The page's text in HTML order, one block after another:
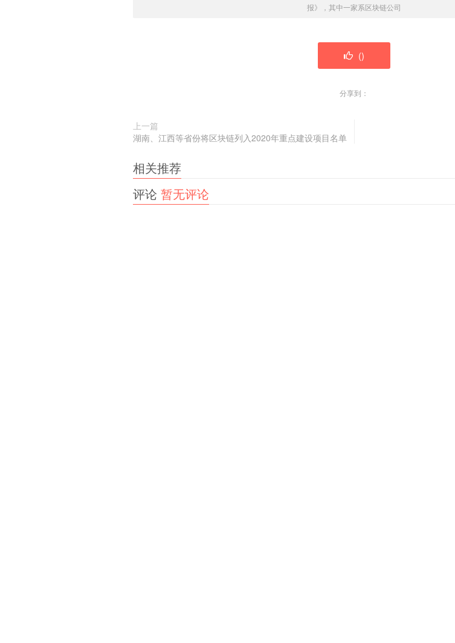
报》，其中一家系区块链公司
()
分享到：
上一篇
湖南、江西等省份将区块链列入2020年重点建设项目名单
相关推荐
评论 暂无评论